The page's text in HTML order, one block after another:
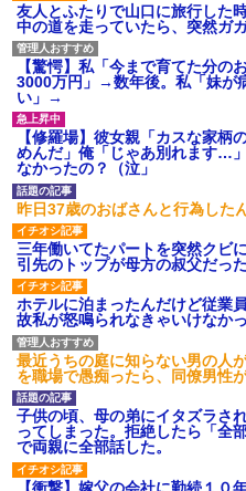
【修羅場】彼女親「カスな家柄
めんだ」俺「じゃあ別れます…
なかったの？（泣」
新築の家で。クラクラするくら
嫁＆娘「そんな匂いしない…」
ークですね！」俺（！？）
裁判官「お互いに最後に言いた
「…」A「夫を一発殴らせてほし
何年か前に妹は離婚している。
かったため妹有責での離婚にな
彼氏家「うちは墨入れるのが伝
【画像】女上司(30)「終電なく
きます！」
友人とふたりで山口に旅行した
中の道を走っていたら、突然ガ
【驚愕】私「今まで育てた分の
3000万円」→数年後。私「妹が
い」→
【修羅場】彼女親「カスな家柄
めんだ」俺「じゃあ別れます…
なかったの？（泣」
昨日37歳のおばさんと行為した
三年働いてたパートを突然クビ
引先のトップが母方の叔父だっ
ホテルに泊まったんだけど従業
故私が怒鳴られなきゃいけなか
最近うちの庭に知らない男の人
を職場で愚痴ったら、同僚男性
子供の頃、母の弟にイタズラさ
ってしまった。拒絶したら「全
で両親に全部話した。
【衝撃】嫁父の会社に勤続１